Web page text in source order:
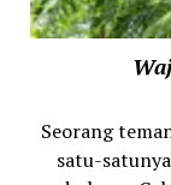
Seorang
satu-